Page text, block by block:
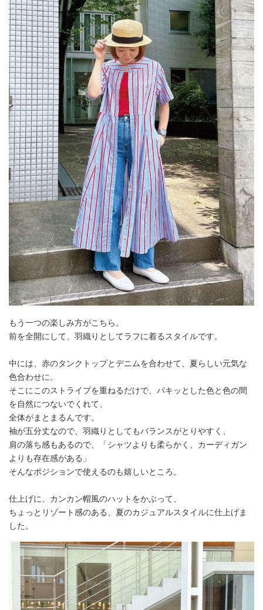
もう一つの楽しみ方がこちら。
前を全開にして、羽織りとしてラフに着るスタイルです。
中には、赤のタンクトップとデニムを合わせて、夏らしい元気な
色合わせに。
そこにこのストライプを重ねるだけで、パキッとした色と色の間
を自然につないでくれて、
全体がまとまるんです。
袖が五分丈なので、羽織りとしてもバランスがとりやすく、
肩の落ち感もあるので、「シャツよりも柔らかく、カーディガン
よりも存在感がある」
そんなポジションで使えるのも嬉しいところ。
仕上げに、カンカン帽風のハットをかぶって、
ちょっとリゾート感のある、夏のカジュアルスタイルに仕上げま
した。